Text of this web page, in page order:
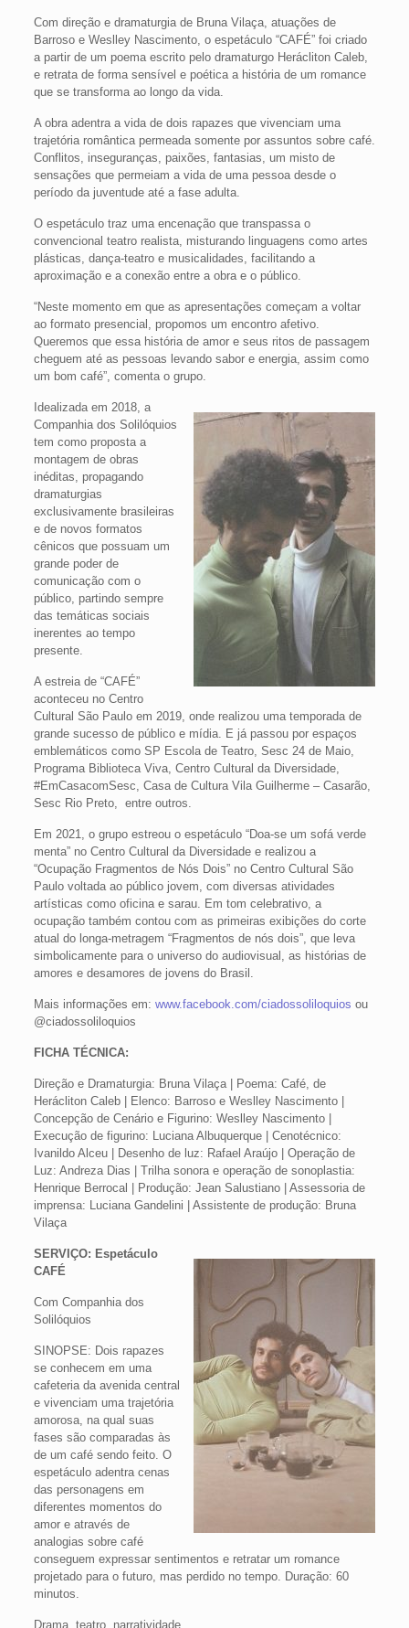
Com direção e dramaturgia de Bruna Vilaça, atuações de
Barroso e Weslley Nascimento, o espetáculo “CAFÉ” foi criado
a partir de um poema escrito pelo dramaturgo Herácliton Caleb,
e retrata de forma sensível e poética a história de um romance
que se transforma ao longo da vida.
A obra adentra a vida de dois rapazes que vivenciam uma
trajetória romântica permeada somente por assuntos sobre café.
Conflitos, inseguranças, paixões, fantasias, um misto de
sensações que permeiam a vida de uma pessoa desde o
período da juventude até a fase adulta.
O espetáculo traz uma encenação que transpassa o
convencional teatro realista, misturando linguagens como artes
plásticas, dança-teatro e musicalidades, facilitando a
aproximação e a conexão entre a obra e o público.
“Neste momento em que as apresentações começam a voltar
ao formato presencial, propomos um encontro afetivo.
Queremos que essa história de amor e seus ritos de passagem
cheguem até as pessoas levando sabor e energia, assim como
um bom café”, comenta o grupo.
Idealizada em 2018, a
Companhia dos Solilóquios
tem como proposta a
montagem de obras
inéditas, propagando
dramaturgias
exclusivamente brasileiras
e de novos formatos
cênicos que possuam um
grande poder de
comunicação com o
público, partindo sempre
das temáticas sociais
inerentes ao tempo
presente.
A estreia de “CAFÉ”
aconteceu no Centro
Cultural São Paulo em 2019, onde realizou uma temporada de
grande sucesso de público e mídia. E já passou por espaços
emblemáticos como SP Escola de Teatro, Sesc 24 de Maio,
Programa Biblioteca Viva, Centro Cultural da Diversidade,
#EmCasacomSesc, Casa de Cultura Vila Guilherme – Casarão,
Sesc Rio Preto, entre outros.
Em 2021, o grupo estreou o espetáculo “Doa-se um sofá verde
menta” no Centro Cultural da Diversidade e realizou a
“Ocupação Fragmentos de Nós Dois” no Centro Cultural São
Paulo voltada ao público jovem, com diversas atividades
artísticas como oficina e sarau. Em tom celebrativo, a
ocupação também contou com as primeiras exibições do corte
atual do longa-metragem “Fragmentos de nós dois”, que leva
simbolicamente para o universo do audiovisual, as histórias de
amores e desamores de jovens do Brasil.
Mais informações em: www.facebook.com/ciadossoliloquios ou
@ciadossoliloquios
FICHA TÉCNICA:
Direção e Dramaturgia: Bruna Vilaça | Poema: Café, de
Herácliton Caleb | Elenco: Barroso e Weslley Nascimento |
Concepção de Cenário e Figurino: Weslley Nascimento |
Execução de figurino: Luciana Albuquerque | Cenotécnico:
Ivanildo Alceu | Desenho de luz: Rafael Araújo | Operação de
Luz: Andreza Dias | Trilha sonora e operação de sonoplastia:
Henrique Berrocal | Produção: Jean Salustiano | Assessoria de
imprensa: Luciana Gandelini | Assistente de produção: Bruna
Vilaça
SERVIÇO: Espetáculo
CAFÉ
Com Companhia dos
Solilóquios
SINOPSE: Dois rapazes
se conhecem em uma
cafeteria da avenida central
e vivenciam uma trajetória
amorosa, na qual suas
fases são comparadas às
de um café sendo feito. O
espetáculo adentra cenas
das personagens em
diferentes momentos do
amor e através de
analogias sobre café
conseguem expressar sentimentos e retratar um romance
projetado para o futuro, mas perdido no tempo. Duração: 60
minutos.
Drama, teatro, narratividade.